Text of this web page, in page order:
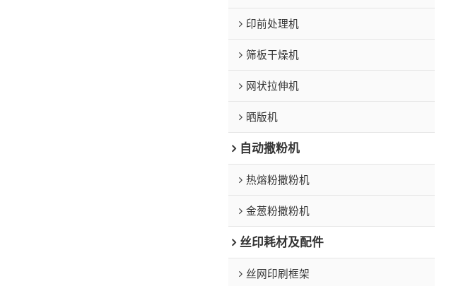
印前处理机
筛板干燥机
网状拉伸机
晒版机
自动撒粉机
热熔粉撒粉机
金葱粉撒粉机
丝印耗材及配件
丝网印刷框架